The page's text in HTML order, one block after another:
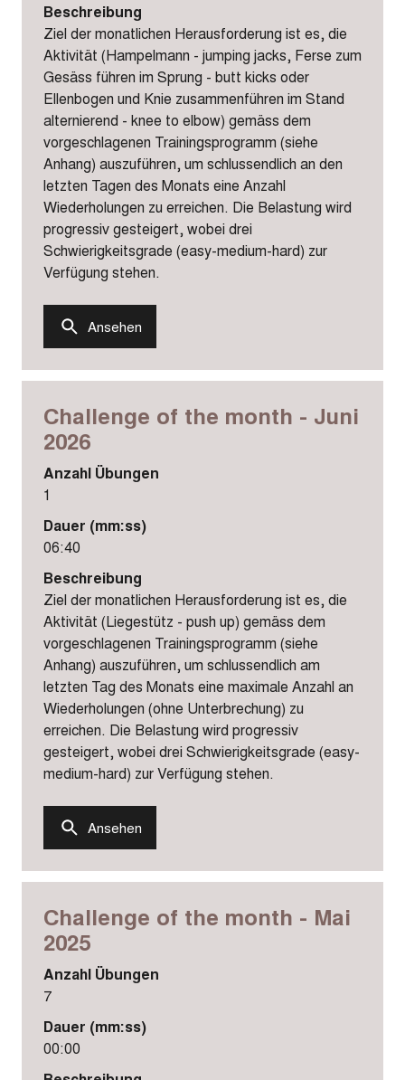
Beschreibung
Ziel der monatlichen Herausforderung ist es, die
Aktivität (Hampelmann - jumping jacks, Ferse zum
Gesäss führen im Sprung - butt kicks oder
Ellenbogen und Knie zusammenführen im Stand
alternierend - knee to elbow) gemäss dem
vorgeschlagenen Trainingsprogramm (siehe
Anhang) auszuführen, um schlussendlich an den
letzten Tagen des Monats eine Anzahl
Wiederholungen zu erreichen. Die Belastung wird
progressiv gesteigert, wobei drei
Schwierigkeitsgrade (easy-medium-hard) zur
Verfügung stehen.
Ansehen
Challenge of the month - Juni
2026
Anzahl Übungen
1
Dauer (mm:ss)
06:40
Beschreibung
Ziel der monatlichen Herausforderung ist es, die
Aktivität (Liegestütz - push up) gemäss dem
vorgeschlagenen Trainingsprogramm (siehe
Anhang) auszuführen, um schlussendlich am
letzten Tag des Monats eine maximale Anzahl an
Wiederholungen (ohne Unterbrechung) zu
erreichen. Die Belastung wird progressiv
gesteigert, wobei drei Schwierigkeitsgrade (easy-
medium-hard) zur Verfügung stehen.
Ansehen
Challenge of the month - Mai
2025
Anzahl Übungen
7
Dauer (mm:ss)
00:00